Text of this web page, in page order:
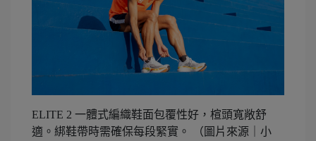
ELITE 2 一體式編織鞋面包覆性好，楦頭寬敞舒
適。綁鞋帶時需確保每段緊實。 （圖片來源｜小